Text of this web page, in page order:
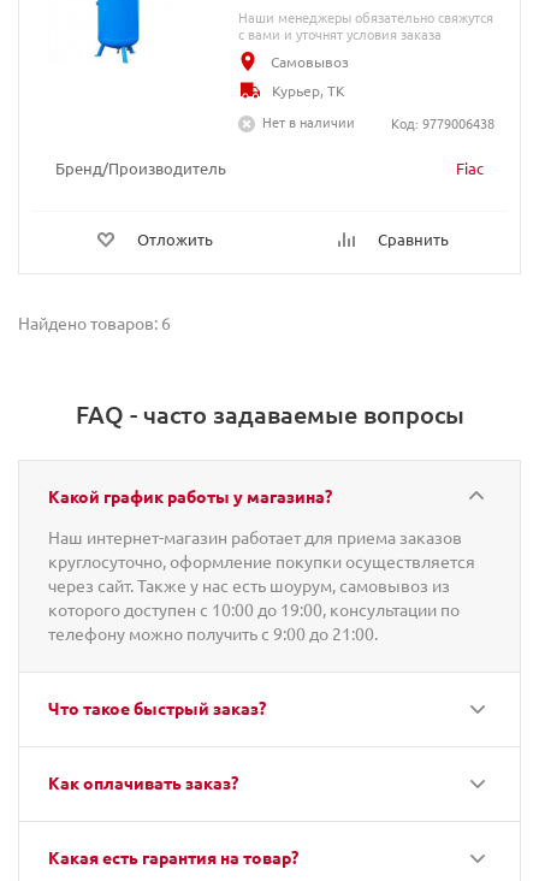
Бренд/Производитель Fiac
Отложить Сравнить
Наши менеджеры обязательно свяжутся
с вами и уточнят условия заказа
Самовывоз
Курьер, ТК
Нет в наличии
Код: 9779006438
Найдено товаров: 6
FAQ - часто задаваемые вопросы
Какой график работы у магазина?
Наш интернет-магазин работает для приема заказов
круглосуточно, оформление покупки осуществляется
через сайт. Также у нас есть шоурум, самовывоз из
которого доступен с 10:00 до 19:00, консультации по
телефону можно получить с 9:00 до 21:00.
Что такое быстрый заказ?
Как оплачивать заказ?
Какая есть гарантия на товар?